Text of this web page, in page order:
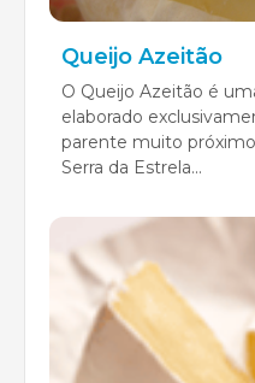
Queijo Azeitão
O Queijo Azeitão é
elaborado
parente muito
Serra da Estrela...